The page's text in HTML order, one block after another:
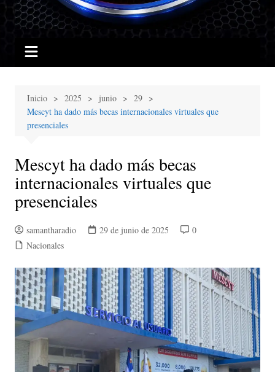
Inicio 2025 junio
29
Mescyt ha dado más becas internacionales virtuales que
presenciales
Mescyt ha dado más becas
internacionales virtuales que
presenciales
samantharadio 29 de junio de 2025
0
Nacionales